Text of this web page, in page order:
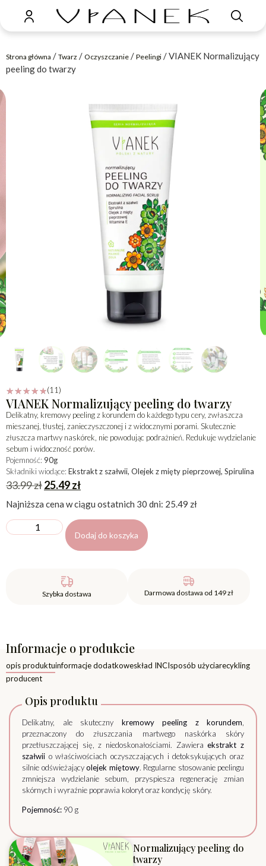
Strona główna / Twarz / Oczyszczanie / Peelingi / VIANEK Normalizujący
peeling do twarzy
☆☆☆☆☆(11)
VIANEK Normalizujący peeling do twarzy
Delikatny, kremowy peeling z korundem do każdego typu cery, zwłaszcza
mieszanej, tłustej, zanieczyszczonej i z widocznymi porami. Skutecznie
złuszcza martwy naskórek, nie powodując podrażnień. Redukuje wydzielanie
sebum i widoczność porów.
Pojemność: 90g
Składniki wiodące: Ekstrakt z szałwii, Olejek z mięty pieprzowej, Spirulina
33.99zł25.49zł
Najniższa cena w ciągu ostatnich 30 dni: 25.49 zł
Dodaj do koszyka
Szybka dostawa Darmowa dostawa od 149 zł
Informacje o produkcie
opis produktuinformacje dodatkoweskład INCIsposób użyciarecykling
producent
Opis produktu
Delikatny, ale skuteczny kremowy peeling z korundem
przeznaczony do złuszczania martwego naskórka skóry
przetłuszczającej się, z niedoskonałościami. Zawieraekstrakt z
szałwii o właściwościach oczyszczających i detoksykujących oraz
silnie odświeżającyolejek miętowy. Regularne stosowanie peelingu
zmniejsza wydzielanie sebum, przyspiesza regenerację zmian
skórnych i wyraźnie poprawia koloryt oraz kondycję skóry.
Pojemność: 90 g
Normalizujący peeling do
twarzy